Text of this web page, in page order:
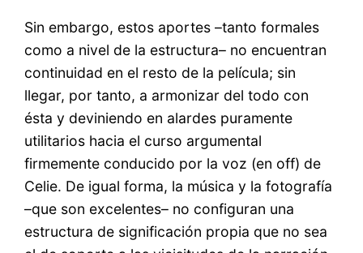
Sin embargo, estos aportes –tanto formales
como a nivel de la estructura– no encuentran
continuidad en el resto de la película; sin
llegar, por tanto, a armonizar del todo con
ésta y deviniendo en alardes puramente
utilitarios hacia el curso argumental
firmemente conducido por la voz (en off) de
Celie. De igual forma, la música y la fotografía
–que son excelentes– no configuran una
estructura de significación propia que no sea